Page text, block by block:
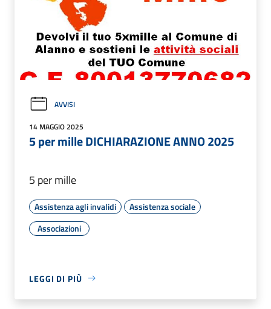
AVVISI
14 MAGGIO 2025
5 per mille DICHIARAZIONE ANNO 2025
5 per mille
Assistenza agli invalidi
Assistenza sociale
Associazioni
LEGGI DI PIÙ